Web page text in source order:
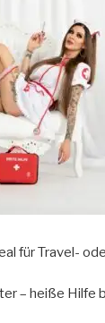
für Travel-
– heiße Hilfe